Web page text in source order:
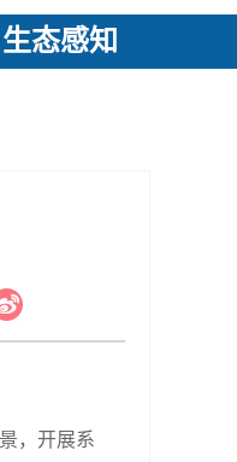
生态感知
，开展系